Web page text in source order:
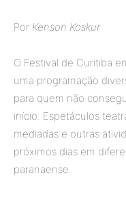
Por Kenson Koskur
O Festival de Curitiba
uma programação
para quem não
início. Espetáculos
mediadas e outras
próximos dias em
paranaense.